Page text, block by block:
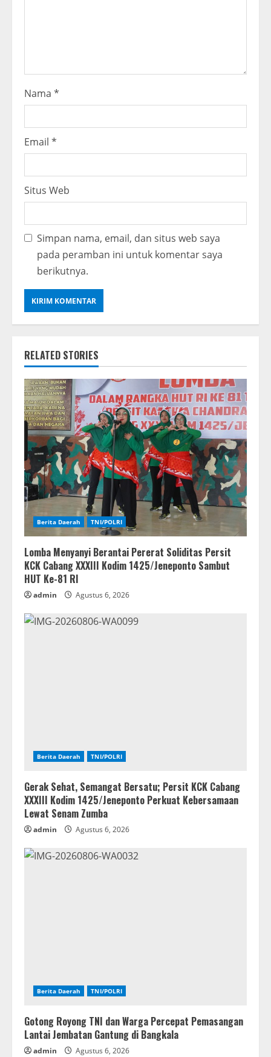
Nama *
Email *
Situs Web
Simpan nama, email, dan situs web saya
pada peramban ini untuk komentar saya
berikutnya.
RELATED STORIES
Berita Daerah TNI/POLRI
Lomba Menyanyi Berantai Pererat Soliditas Persit
KCK Cabang XXXIII Kodim 1425/Jeneponto Sambut
HUT Ke-81 RI
admin Agustus 6, 2026
Berita Daerah TNI/POLRI
Gerak Sehat, Semangat Bersatu; Persit KCK Cabang
XXXIII Kodim 1425/Jeneponto Perkuat Kebersamaan
Lewat Senam Zumba
admin Agustus 6, 2026
Berita Daerah TNI/POLRI
Gotong Royong TNI dan Warga Percepat Pemasangan
Lantai Jembatan Gantung di Bangkala
admin Agustus 6, 2026